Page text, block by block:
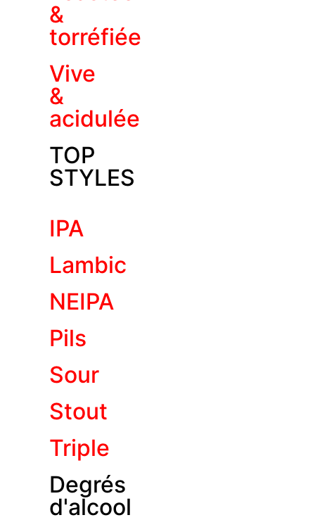
&
torréfiée
Vive
&
acidulée
TOP
STYLES
IPA
Lambic
NEIPA
Pils
Sour
Stout
Triple
Degrés
d'alcool